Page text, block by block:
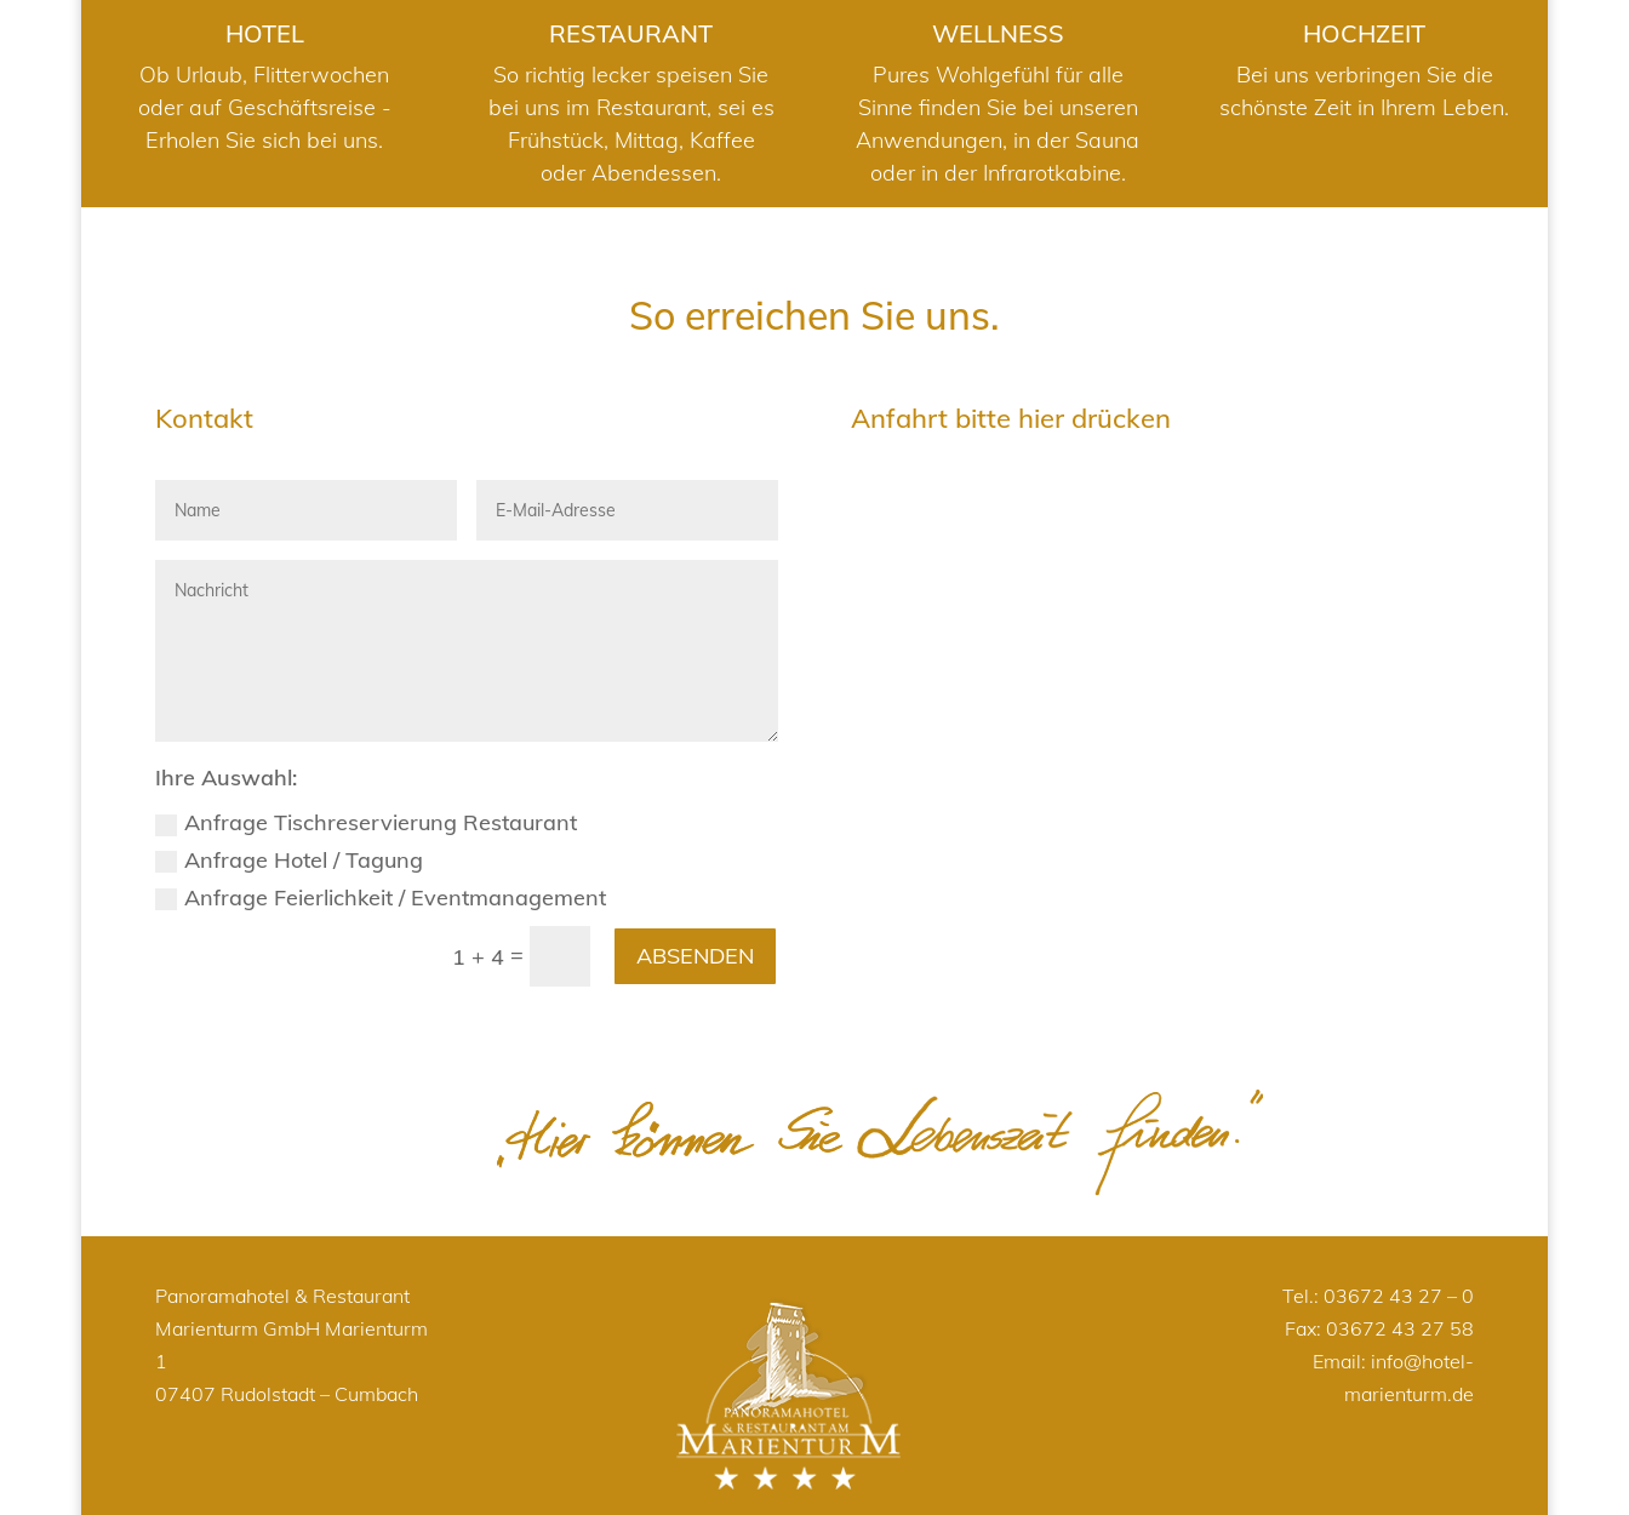
HOTEL
Ob Urlaub, Flitterwochen
oder auf Geschäftsreise -
Erholen Sie sich bei uns.
RESTAURANT
So richtig lecker speisen Sie
bei uns im Restaurant, sei es
Frühstück, Mittag, Kaffee
oder Abendessen.
WELLNESS
Pures Wohlgefühl für alle
Sinne finden Sie bei unseren
Anwendungen, in der Sauna
oder in der Infrarotkabine.
HOCHZEIT
Bei uns verbringen Sie die
schönste Zeit in Ihrem Leben.
So erreichen Sie uns.
Kontakt
Ihre Auswahl:
Anfrage Tischreservierung Restaurant
Anfrage Hotel / Tagung
Anfrage Feierlichkeit / Eventmanagement
1 + 4 = ABSENDEN
Anfahrt bitte hier drücken
Panoramahotel & Restaurant
Marienturm GmbH Marienturm
1
07407 Rudolstadt – Cumbach
Tel.: 03672 43 27 – 0
Fax: 03672 43 27 58
Email: info@hotel-
marienturm.de